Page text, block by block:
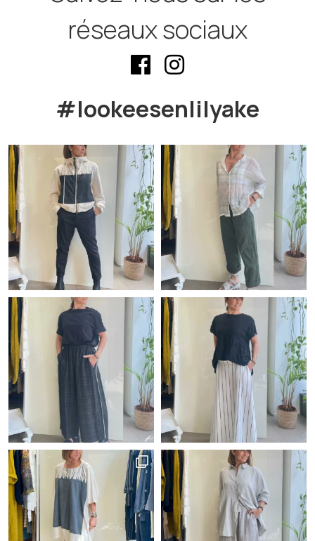
réseaux sociaux
#lookeesenlilyake